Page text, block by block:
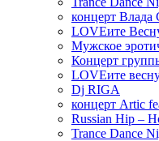
концерт Влада
LOVEите
Мужское
Концерт
LOVEите
Dj RIGA
концерт Artic
Russian Hip –
Trance Dance